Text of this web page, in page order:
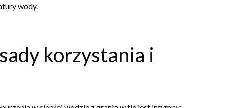
wody.
korzystania i